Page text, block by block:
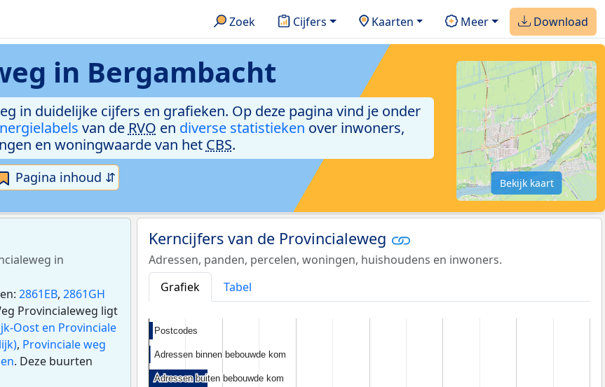
Zoek Cijfers Kaarten Meer Download
in Bergambacht
in duidelijke cijfers en grafieken. Op deze pagina vind je onder
van de RVO en diverse statistieken over inwoners,
en woningwaarde van het CBS.
Pagina inhoud ⇵ Bekijk kaart
in
2861EB, 2861GH
Provincialeweg ligt
Oost en Provinciale
, Provinciale weg
. Deze buurten
Kerncijfers van de Provincialeweg
Adressen, panden, percelen, woningen, huishoudens en inwoners.
Grafiek
Tabel
Postcodes
Postcodes
Adressen binnen bebouwde kom
Adressen binnen bebouwde kom
Adressen buiten bebouwde kom
Adressen buiten bebouwde kom